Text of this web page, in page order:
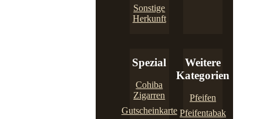
Sonstige
Herkunft
Spezial
Cohiba
Zigarren
Gutscheinkarte
Weitere
Kategorien
Pfeifen
Pfeifentabak